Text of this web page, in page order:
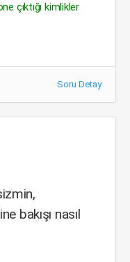
çıktığı kimlikler
Soru Detay
bakışı nasıl